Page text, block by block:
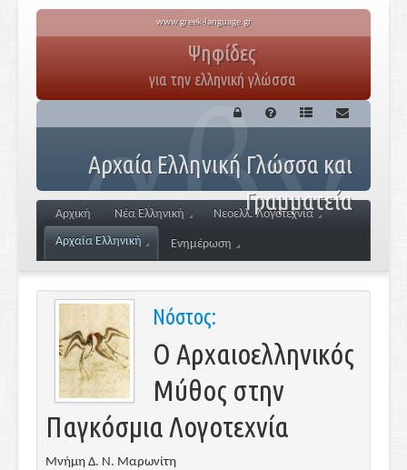
www.greek-language.gr
Ψηφίδες
για την ελληνική γλώσσα
Αρχαία Ελληνική Γλώσσα και
Γραμματεία
Αρχική Νέα Ελληνική
Νεοελλ. Λογοτεχνία
Αρχαία Ελληνική
Ενημέρωση
Νόστος:
Ο Αρχαιοελληνικός
Μύθος στην
Παγκόσμια Λογοτεχνία
Μνήμη Δ. Ν. Μαρωνίτη